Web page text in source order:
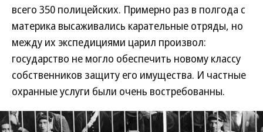
всего 350 полицейских. Примерно раз в полгода с
материка высаживались карательные отряды, но
между их экспедициями царил произвол:
государство не могло обеспечить новому классу
собственников защиту его имущества. И частные
охранные услуги были очень востребованны.